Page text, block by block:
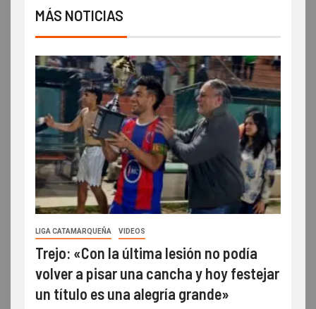
MÁS NOTICIAS
LIGA CATAMARQUEÑA VIDEOS
Trejo: «Con la última lesión no podía
volver a pisar una cancha y hoy festejar
un título es una alegría grande»